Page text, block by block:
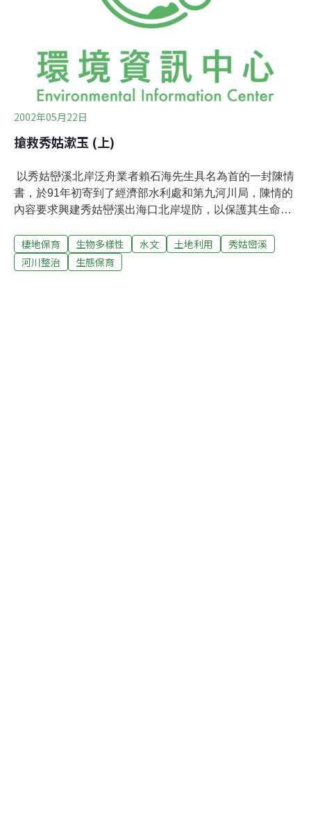
失。然而，將休息站建在河床，卻是舉世的大笑話。不法
業者竊占河川用地，妨礙行水安全，第九河川局非但不依
畫出了河川法線。當堤防完工之日，即是這些竊占國土的
2002年05月22日
搶救秀姑漱玉 (上)
以秀姑巒溪北岸泛舟業者賴石海先生具名為首的一封陳情
書，於91年初寄到了經濟部水利處和第九河川局，陳情的
內容要求興建秀姑巒溪出海口北岸堤防，以保護其生命財
人、花蓮縣政府、豐濱鄉公所、觀光局東海岸管理處、經
濟部水利處等單位現場會勘，第九河川局同時拿出了擬妥
棲地保育 生物多樣性 水文 土地利用
秀姑巒溪
河川整治
生態保育